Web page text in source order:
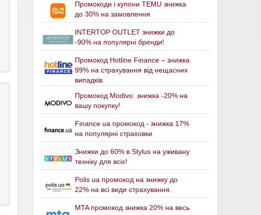
Промокоди і купони TEMU знижка
до 30% на замовлення
INTERTOP OUTLET знижки до
-90% на популярні бренди!
Промокод Hotline Finance – знижка
99% на страхування від нещасних
випадків.
Промокод Modivo: знижка -20% на
вашу покупку!
Finance ua промокод - знижка 17%
на популярні страховки
Знижки до 60% в Stylus на уживану
техніку для всіх!
Polis ua промокод на знижку до
22% на всі види страхування.
MTA промокод знижка 20% на весь